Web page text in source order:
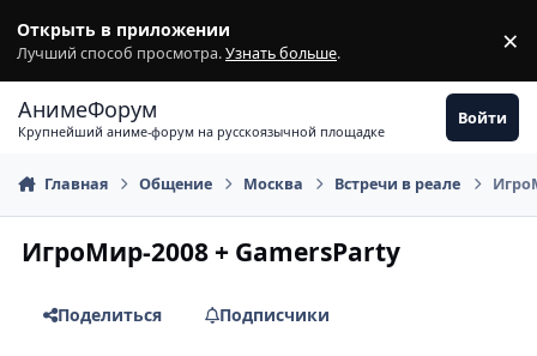
Открыть в приложении
Лучший способ просмотра.Узнать больше. ×
АнимеФорум
Крупнейший аниме-форум на русскоязычной площадке
Войти
Главная Общение Москва Встречи в реале
ИгроМир-2008 + GamersParty
Поделиться Подписчики